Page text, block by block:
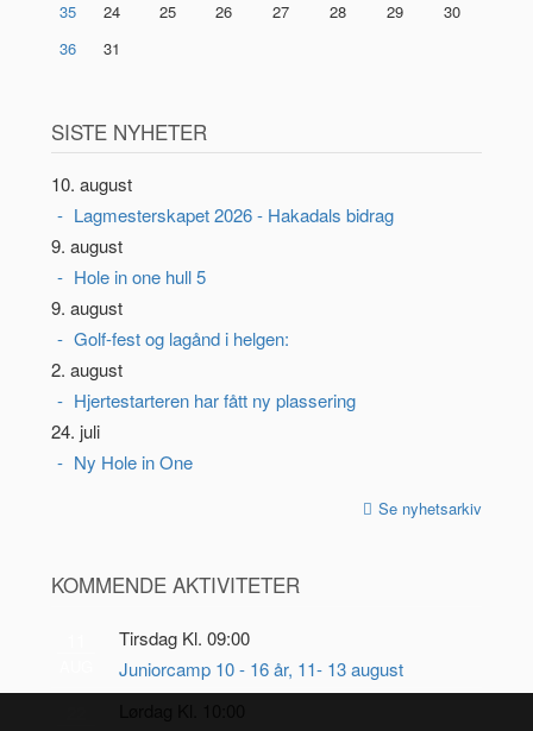
35
24 25 26 27 28 29
30
36
31
SISTE NYHETER
10. august
Lagmesterskapet 2026 - Hakadals bidrag
9. august
Hole in one hull 5
9. august
Golf-fest og lagånd i helgen:
2. august
Hjertestarteren har fått ny plassering
24. juli
Ny Hole in One
Se nyhetsarkiv
KOMMENDE AKTIVITETER
Tirsdag Kl. 09:00
Juniorcamp 10 - 16 år, 11- 13 august